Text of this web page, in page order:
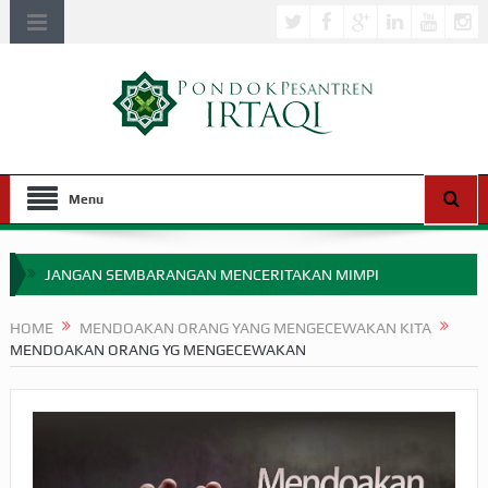
Menu
JANGAN SEMBARANGAN MENCERITAKAN MIMPI
MIMPI YANG DIABAIKAN MENJELANG PERANG BADAR
HAKIKAT NIKMAT DI DUNIA!
HOME
MENDOAKAN ORANG YANG MENGECEWAKAN KITA
MENDOAKAN ORANG YG MENGECEWAKAN